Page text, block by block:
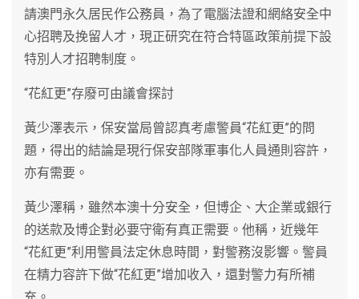
請澳門永久居民作公務員，為了電腦法證和網絡安全中
心招聘及挽留人才，現正研究在符合特區政策前提下設
特別人才招聘制度。
“花紅更”存廢可由議會探討
黃少澤表示，保安當局曾認真考慮警員“花紅更”的問
題，得出的結論是現行保安部隊軍事化人員通則容許，
亦有需要。
黃少澤稱，雖然本澳十分安全，但博企、大企業或銀行
的送款及博企對必要守衛有真正需要。他稱，近幾年
“花紅更”利用警員法定休息時間，對警務沒影響。警員
在精力容許下做“花紅更”增加收入，還對警力有所補